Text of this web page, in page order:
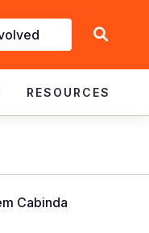
RESOURCES
Cabinda